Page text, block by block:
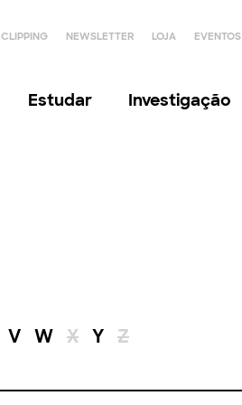
CLIPPING NEWSLETTER LOJA EVENTOS
Estudar Investigação
V W X Y Z